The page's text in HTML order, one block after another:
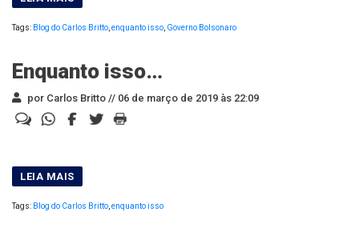
Tags: Blog do Carlos Britto enquanto isso Governo Bolsonaro
Enquanto isso…
por Carlos Britto // 06 de março de 2019 às 22:09
Tags: Blog do Carlos Britto enquanto isso